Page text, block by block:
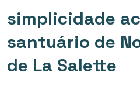
simplicidade
santuário de
de La Salette